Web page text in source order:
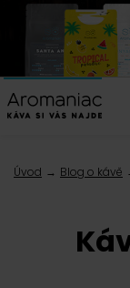
Úvod Blog o kávě